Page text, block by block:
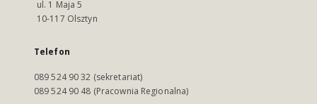
ul. 1 Maja 5
10-117 Olsztyn
Telefon
089 524 90 32 (sekretariat)
089 524 90 48 (Pracownia Regionalna)